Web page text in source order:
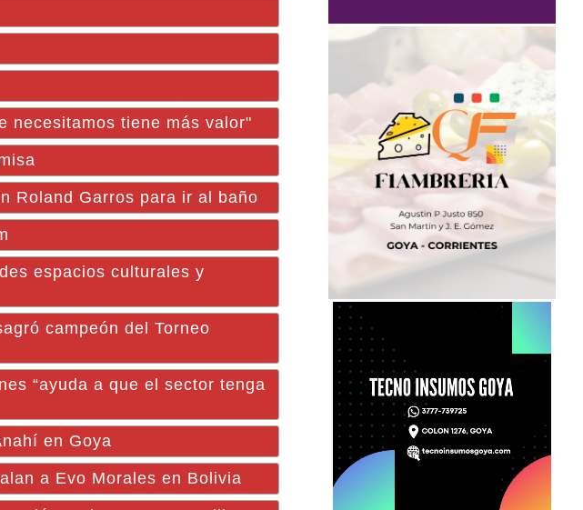
necesitamos tiene más valor"
Roland Garros para ir al baño
espacios culturales y
campeón del Torneo
“ayuda a que el sector tenga
en Goya
a Evo Morales en Bolivia